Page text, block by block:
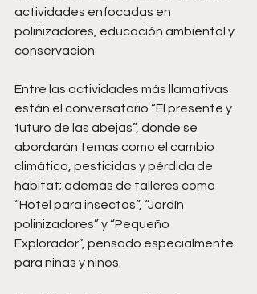
actividades enfocadas en
polinizadores, educación ambiental y
conservación.
Entre las actividades más llamativas
están el conversatorio “El presente y
futuro de las abejas”, donde se
abordarán temas como el cambio
climático, pesticidas y pérdida de
hábitat; además de talleres como
“Hotel para insectos”, “Jardín
polinizadores” y “Pequeño
Explorador”, pensado especialmente
para niñas y niños.